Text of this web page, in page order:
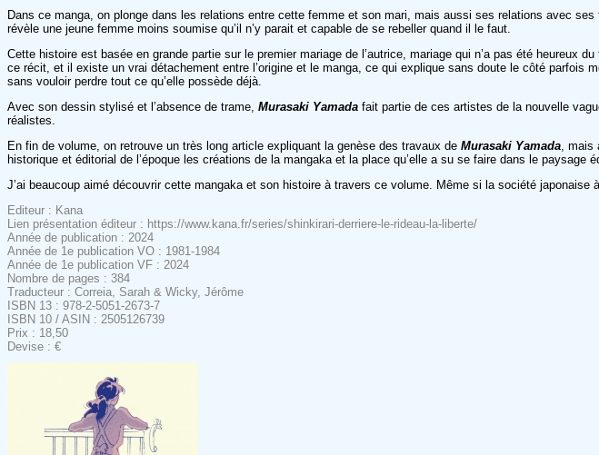
Dans ce manga, on plonge dans les relations entre cette femme et son mari, mais aussi ses relations avec
révèle une jeune femme moins soumise qu’il n’y parait et capable de se rebeller quand il le faut.
Cette histoire est basée en grande partie sur le premier mariage de l’autrice, mariage qui n’a pas été heureux
ce récit, et il existe un vrai détachement entre l’origine et le manga, ce qui explique sans doute le côté
sans vouloir perdre tout ce qu’elle possède déjà.
Avec son dessin stylisé et l’absence de trame, Murasaki Yamada fait partie de ces artistes de la nouvelle
réalistes.
En fin de volume, on retrouve un très long article expliquant la genèse des travaux de Murasaki Yamada ,
historique et éditorial de l’époque les créations de la mangaka et la place qu’elle a su se faire dans le paysage
J’ai beaucoup aimé découvrir cette mangaka et son histoire à travers ce volume. Même si la société
Editeur : Kana
Lien présentation éditeur : https://www.kana.fr/series/shinkirari-derriere-le-rideau-la-liberte/
Année de publication : 2024
Année de 1e publication VO : 1981-1984
Année de 1e publication VF : 2024
Nombre de pages : 384
Traducteur : Correia, Sarah & Wicky, Jérôme
ISBN 13 : 978-2-5051-2673-7
ISBN 10 / ASIN : 2505126739
Prix : 18,50
Devise : €